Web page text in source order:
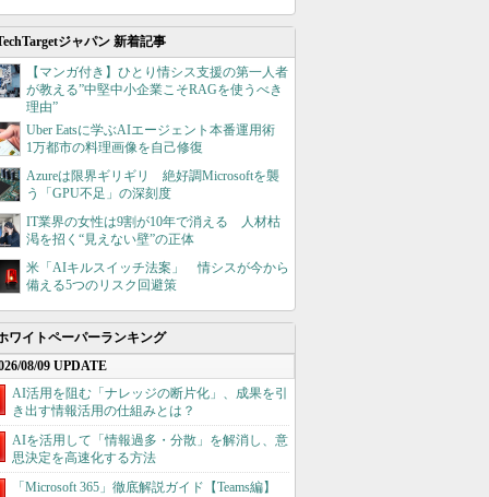
ジャパン 新着記事
【マンガ付き】ひとり情シス支援の第一人者
が教える”中堅中小企業こそRAGを使うべき
理由”
Uber Eatsに学ぶAIエージェント本番運用術
1万都市の料理画像を自己修復
Azureは限界ギリギリ 絶好調Microsoftを襲
う「GPU不足」の深刻度
IT業界の女性は9割が10年で消える 人材枯
渇を招く“見えない壁”の正体
米「AIキルスイッチ法案」 情シスが今から
備える5つのリスク回避策
ワイトペーパーランキング
08/09 UPDATE
AI活用を阻む「ナレッジの断片化」、成果を引
き出す情報活用の仕組みとは？
AIを活用して「情報過多・分散」を解消し、意
思決定を高速化する方法
「Microsoft 365」徹底解説ガイド【Teams編】